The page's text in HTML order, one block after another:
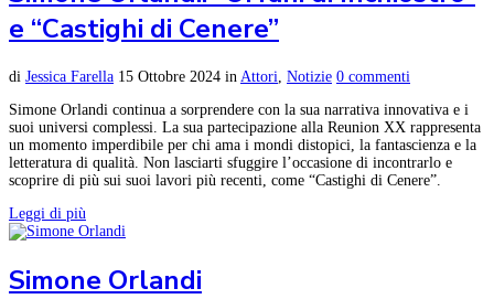
e “Castighi di Cenere”
di Jessica Farella 15 Ottobre 2024 in Attori Notizie 0 commenti
Simone Orlandi continua a sorprendere con la sua narrativa innovativa e i
suoi universi complessi. La sua partecipazione alla Reunion XX rappresenta
un momento imperdibile per chi ama i mondi distopici, la fantascienza e la
letteratura di qualità. Non lasciarti sfuggire l’occasione di incontrarlo e
scoprire di più sui suoi lavori più recenti, come “Castighi di Cenere”.
Leggi di più
Simone Orlandi